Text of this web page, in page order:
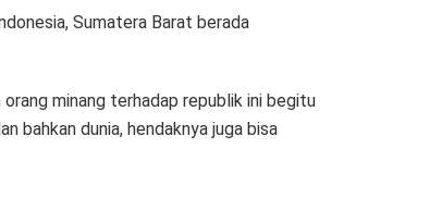
Sumatera Barat berada
minang terhadap republik ini begitu
bahkan dunia, hendaknya juga bisa